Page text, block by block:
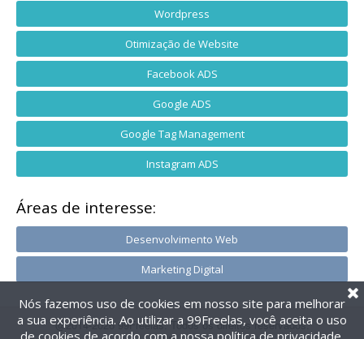
Wordpress
Otimização de Website
Facebook ADS
Google ADS
Google Tag Management
Instagram ADS
Áreas de interesse:
Desenvolvimento Web
Marketing Digital
@2014-2026 99Freelas. Todos os direitos reservados.
Nós fazemos uso de cookies em nosso site para melhorar
a sua experiência. Ao utilizar a 99Freelas, você aceita o uso
de cookies de acordo com a nossa política de privacidade